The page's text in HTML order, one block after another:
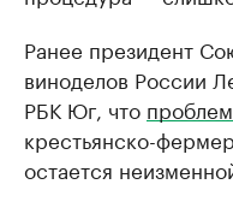
Ранее президент
виноделов России
РБК Юг, что
крестьянско-
остается